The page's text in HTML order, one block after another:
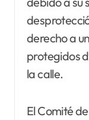
derecho a
protegidos
la calle.
El Comité